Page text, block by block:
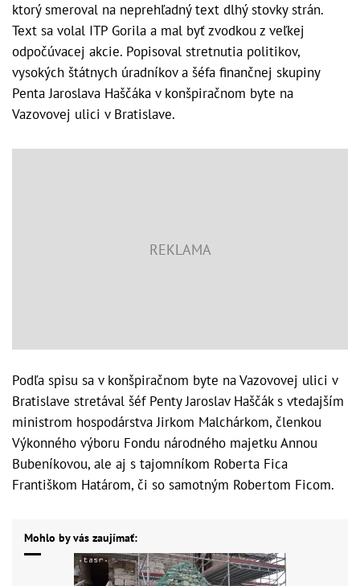
ktorý smeroval na neprehľadný text dlhý stovky strán.
Text sa volal ITP Gorila a mal byť zvodkou z veľkej
odpočúvacej akcie. Popisoval stretnutia politikov,
vysokých štátnych úradníkov a šéfa finančnej skupiny
Penta Jaroslava Haščáka v konšpiračnom byte na
Vazovovej ulici v Bratislave.
Podľa spisu sa v konšpiračnom byte na Vazovovej ulici v
Bratislave stretával šéf Penty Jaroslav Haščák s vtedajším
ministrom hospodárstva Jirkom Malchárkom, členkou
Výkonného výboru Fondu národného majetku Annou
Bubeníkovou, ale aj s tajomníkom Roberta Fica
Františkom Határom, či so samotným Robertom Ficom.
Mohlo by vás zaujímať: